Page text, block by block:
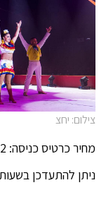
צילום: יחצ
מחיר כרטיס כניסה: 102 ש"ח.
ניתן להתעדכן